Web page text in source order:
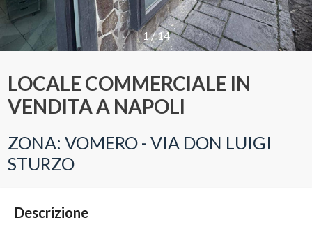
1/14
LOCALE COMMERCIALE IN
VENDITA A NAPOLI
ZONA: VOMERO - VIA DON LUIGI
STURZO
Descrizione
Provincia
Comune
-